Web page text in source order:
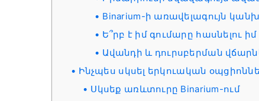
Binarium-ի առավելագույն
Ե՞րբ է իմ գումարը հասնելու իմ
Ավանդի և դուրսբերման
Ինչպես սկսել երկուական
Սկսեք առևտուրը Binarium-ում